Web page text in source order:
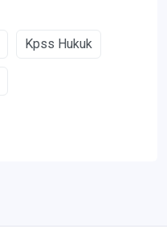
Kpss Hukuk